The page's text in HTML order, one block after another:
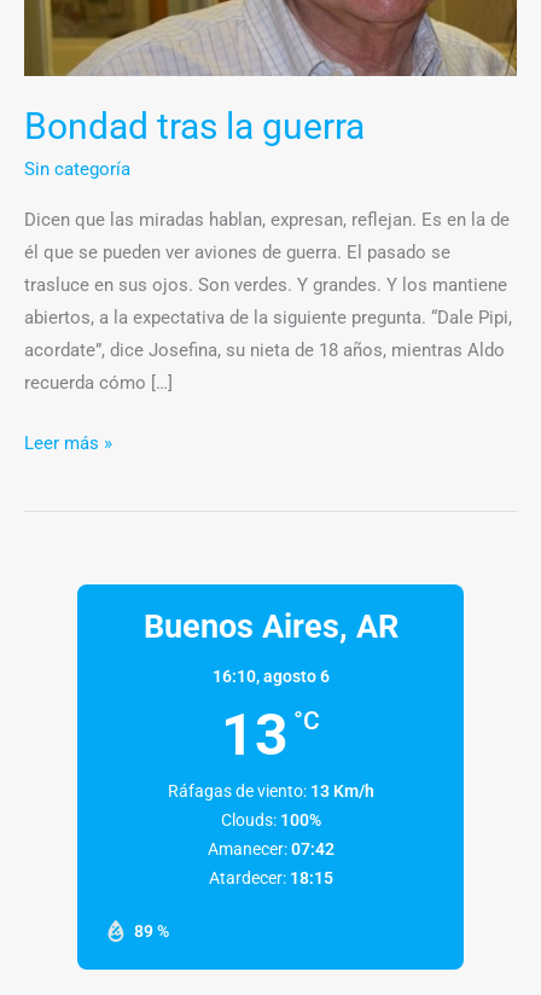
Bondad tras la guerra
Sin categoría
Dicen que las miradas hablan, expresan, reflejan. Es en la de
él que se pueden ver aviones de guerra. El pasado se
trasluce en sus ojos. Son verdes. Y grandes. Y los mantiene
abiertos, a la expectativa de la siguiente pregunta. “Dale Pipi,
acordate”, dice Josefina, su nieta de 18 años, mientras Aldo
recuerda cómo […]
Leer más »
Buenos Aires, AR
16:10,agosto 6
13 °C
89 %
Ráfagas de viento: 13 Km/h
Clouds: 100%
Amanecer: 07:42
Atardecer: 18:15